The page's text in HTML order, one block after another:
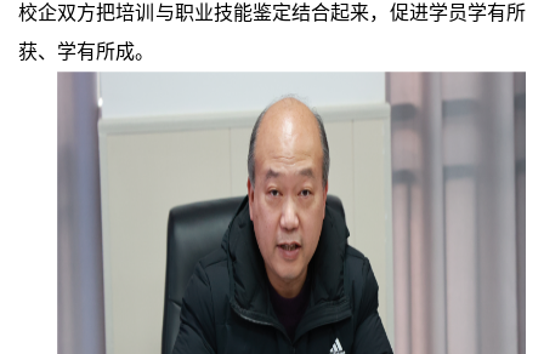
校企双方把培训与职业技能鉴定结合起来，促进学员学有所
获、学有所成。